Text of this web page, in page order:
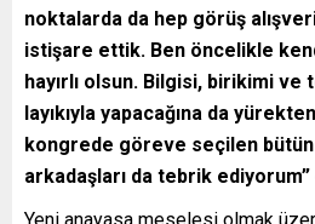
noktalarda da hep görüş
istişare ettik. Ben öncelikle
hayırlı olsun. Bilgisi, birikimi
layıkıyla yapacağına da
kongrede göreve seçilen
arkadaşları da tebrik ediyorum”
Yeni anayasa meselesi olmak